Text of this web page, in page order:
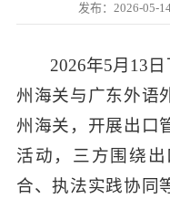
发布：2026-05-
2026年5月13
州海关与广东外语
州海关，开展出口
活动，三方围绕
合、执法实践协同